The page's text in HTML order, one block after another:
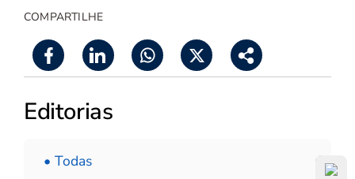
COMPARTILHE
Editorias
• Todas